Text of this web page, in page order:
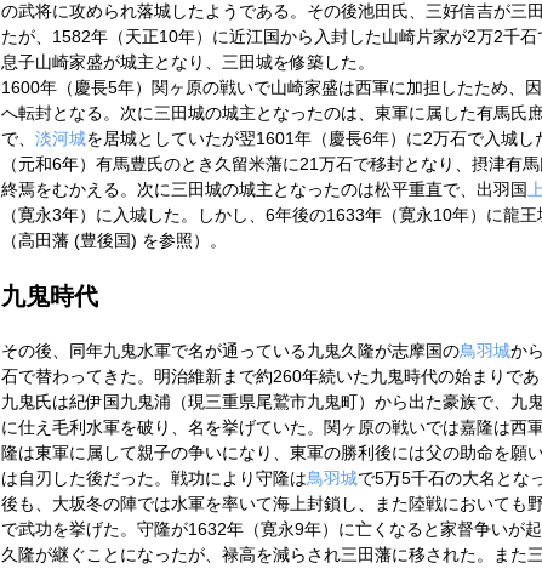
の武将に攻められ落城したようである。その後池田氏、三好信吉が三
たが、1582年（天正10年）に近江国から入封した山崎片家が2万2千
息子山崎家盛が城主となり、三田城を修築した。
1600年（慶長5年）関ヶ原の戦いで山崎家盛は西軍に加担したため、
へ転封となる。次に三田城の城主となったのは、東軍に属した有馬氏
で、 淡河城を居城としていたが翌1601年（慶長6年）に2万石で入城し
（元和6年）有馬豊氏のとき久留米藩に21万石で移封となり、摂津有
終焉をむかえる。次に三田城の城主となったのは松平重直で、出羽国
（寛永3年）に入城した。しかし、6年後の1633年（寛永10年）に龍
（高田藩 (豊後国) を参照）。
九鬼時代
その後、同年九鬼水軍で名が通っている九鬼久隆が志摩国の鳥羽城か
石で替わってきた。明治維新まで約260年続いた九鬼時代の始まりであ
九鬼氏は紀伊国九鬼浦（現三重県尾鷲市九鬼町）から出た豪族で、九
に仕え毛利水軍を破り、名を挙げていた。関ヶ原の戦いでは嘉隆は西
隆は東軍に属して親子の争いになり、東軍の勝利後には父の助命を願
は自刃した後だった。戦功により守隆は鳥羽城で5万5千石の大名とな
後も、大坂冬の陣では水軍を率いて海上封鎖し、また陸戦においても
で武功を挙げた。守隆が1632年（寛永9年）に亡くなると家督争いが
久隆が継ぐことになったが、禄高を減らされ三田藩に移された。また